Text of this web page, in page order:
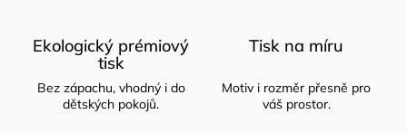
Ekologický prémiový
tisk
Bez zápachu, vhodný i do
dětských pokojů.
Tisk na míru
Motiv i rozměr přesně pro
váš prostor.